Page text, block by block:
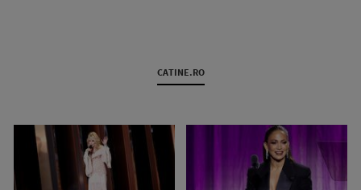
CATINE.RO